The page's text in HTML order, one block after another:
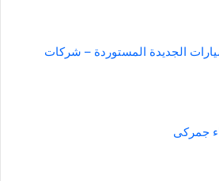
الجديدة المستوردة – شركات
جمركى